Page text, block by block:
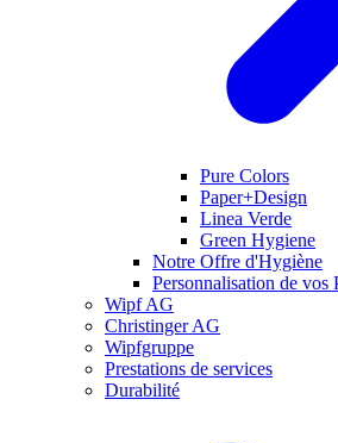
Pure Colors
Paper+Design
Linea Verde
Green Hygiene
Notre Offre d'Hygiène
Personnalisation de vos
Wipf AG
Christinger AG
Wipfgruppe
Prestations de services
Durabilité